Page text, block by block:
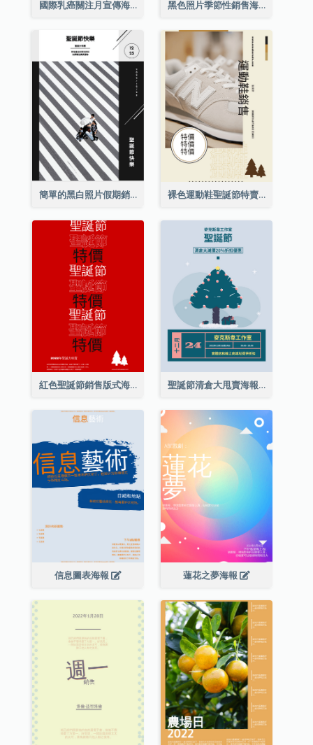
國際乳癌關注月宣傳海報 黑色照片季節性銷售海報
簡單的黑白照片假期銷售海報 裸色運動鞋聖誕節特賣海報
紅色聖誕節銷售版式海報 聖誕節清倉大甩賣海報
信息圖表海報 蓮花之夢海報